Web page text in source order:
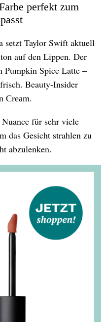
perfekt zum
setzt Taylor Swift aktuell
auf den Lippen. Der
Pumpkin Spice Latte –
Beauty-Insider
Cream.
für sehr viele
das Gesicht strahlen zu
abzulenken.